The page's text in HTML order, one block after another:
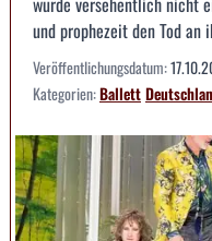
und prophezeit den Tod an
Veröffentlichungsdatum:
Kategorien:Ballett